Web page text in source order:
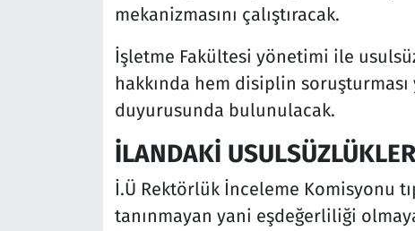
mekanizmasını çalıştıracak.
İşletme Fakültesi yönetimi ile
hakkında hem disiplin soruşturması
duyurusunda bulunulacak.
İLANDAKİ USULSÜZLÜKLER
İ.Ü Rektörlük İnceleme Komisyonu
tanınmayan yani eşdeğerliliği